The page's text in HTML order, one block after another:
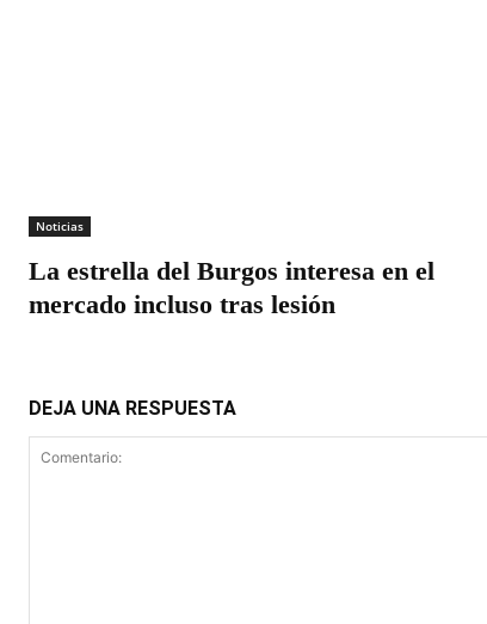
Noticias
La estrella del Burgos interesa en el
mercado incluso tras lesión
DEJA UNA RESPUESTA